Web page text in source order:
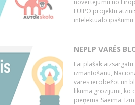
novērtējumu no
EUIPO projektu
intelektuālo
NEPLP VARĒS
Lai plašāk
izmantošanu,
varēs ierobežot un
likuma grozījumi, ko
pieņēma Saeima.